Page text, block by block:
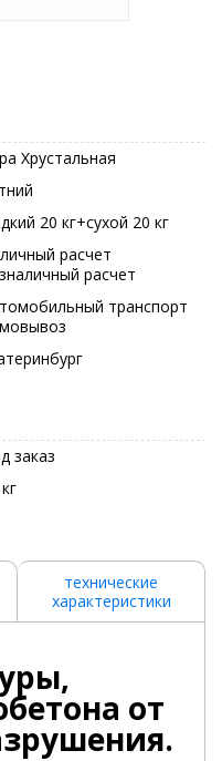
Хрустальная
20 кг+сухой 20 кг
расчет
расчет
транспорт
заказ
технические
характеристики
от